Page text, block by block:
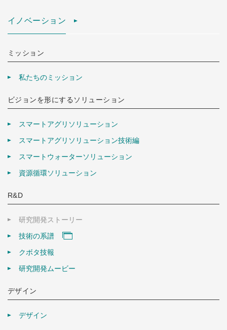
イノベーション
ミッション
私たちのミッション
ビジョンを形にするソリューション
スマートアグリソリューション
スマートアグリソリューション技術編
スマートウォーターソリューション
資源循環ソリューション
R&D
研究開発ストーリー
技術の系譜
クボタ技報
研究開発ムービー
デザイン
デザイン